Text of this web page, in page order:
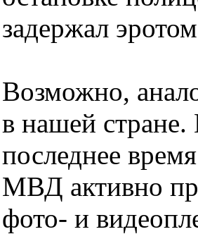
задержал
Возможно,
в нашей
последнее
МВД активно
фото- и